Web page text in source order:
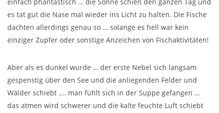
es tat gut die Nase mal wieder ins Licht zu halten. Die Fische
dachten allerdings genau so … solange es hell war kein
einziger Zupfer oder sonstige Anzeichen von Fischaktivitäten!
Aber als es dunkel wurde … der erste Nebel sich langsam
gespenstig über den See und die anliegenden Felder und
Wälder schiebt …. man fühlt sich in der Suppe gefangen …
das atmen wird schwerer und die kalte feuchte Luft schiebt